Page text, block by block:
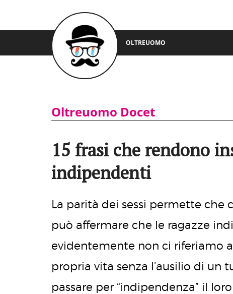
OLTREUOMO
Oltreuomo Docet
15 frasi che rendono
indipendenti
La parità dei sessi permette che
può affermare che le ragazze
evidentemente non ci riferiamo
propria vita senza l’ausilio di un
passare per “indipendenza” il